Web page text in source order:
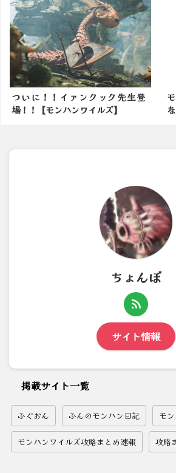
ク先生登
ズ】
モンハンでみんなが忘れ
なモンスターといえば
ちょんぼ
サイト情報
掲載サイト一覧
ふぐおん ふんのモンハン日記 モ
モンハンワイルズ攻略まとめ速報 攻略